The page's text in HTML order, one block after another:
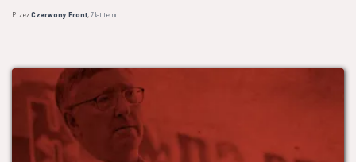
PrzezCzerwony Front,7 lattemu